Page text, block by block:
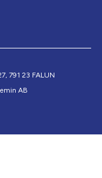
AB
791 23 FALUN